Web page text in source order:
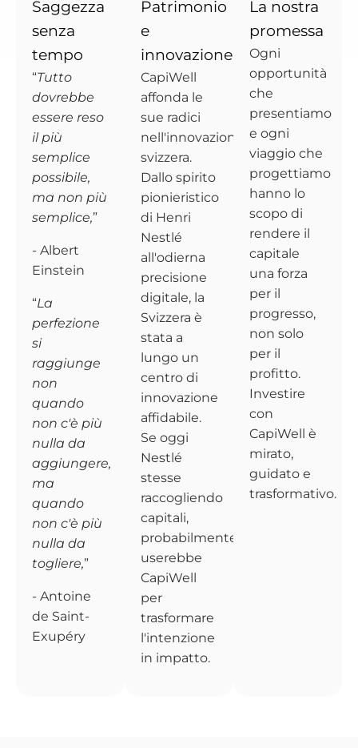
Saggezza
senza
tempo
“Tutto
dovrebbe
essere reso
il più
semplice
possibile,
ma non più
semplice,”
- Albert
Einstein
“La
perfezione
si
raggiunge
non
quando
non c'è più
nulla da
aggiungere,
ma
quando
non c'è più
nulla da
togliere,”
- Antoine
de Saint-
Exupéry
Patrimonio
e
innovazione
CapiWell
affonda le
sue radici
nell'innovazione
svizzera.
Dallo spirito
pionieristico
di Henri
Nestlé
all'odierna
precisione
digitale, la
Svizzera è
stata a
lungo un
centro di
innovazione
affidabile.
Se oggi
Nestlé
stesse
raccogliendo
capitali,
probabilmente
userebbe
CapiWell
per
trasformare
l'intenzione
in impatto.
La nostra
promessa
Ogni
opportunità
che
presentiamo
e ogni
viaggio che
progettiamo
hanno lo
scopo di
rendere il
capitale
una forza
per il
progresso,
non solo
per il
profitto.
Investire
con
CapiWell è
mirato,
guidato e
trasformativo.